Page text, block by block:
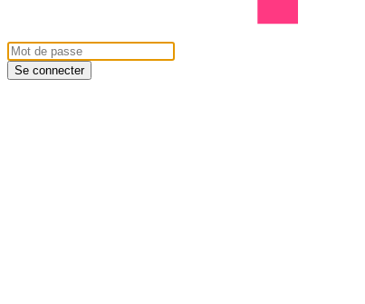
Se connecter